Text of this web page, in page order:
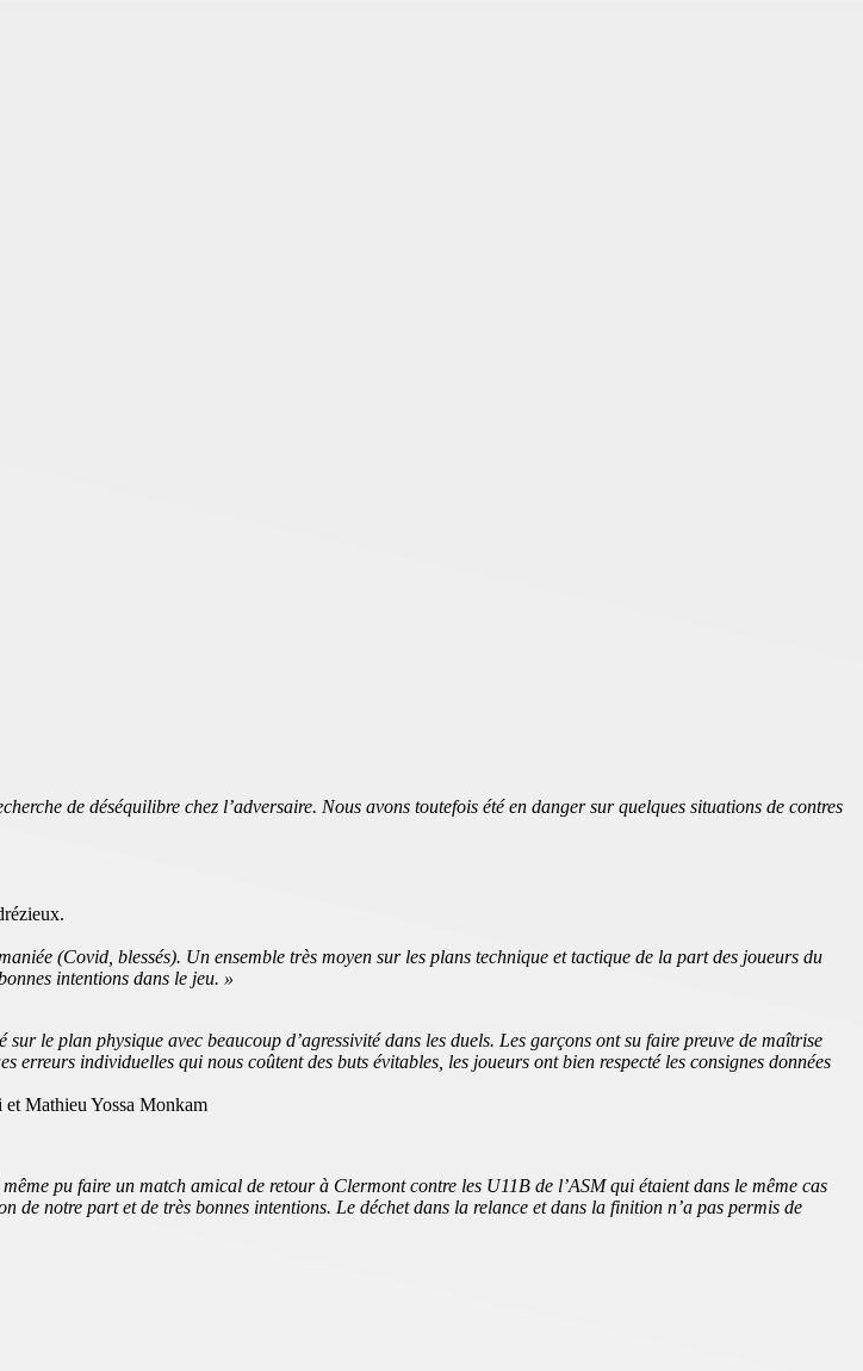
de déséquilibre chez l’adversaire. Nous avons toutefois été en danger sur quelques situations de contres
(Covid, blessés). Un ensemble très moyen sur les plans technique et tactique de la part des joueurs du
intentions dans le jeu. »
le plan physique avec beaucoup d’agressivité dans les duels. Les garçons ont su faire preuve de maîtrise
individuelles qui nous coûtent des buts évitables, les joueurs ont bien respecté les consignes données
Mathieu Yossa Monkam
pu faire un match amical de retour à Clermont contre les U11B de l’ASM qui étaient dans le même cas
de notre part et de très bonnes intentions. Le déchet dans la relance et dans la finition n’a pas permis de